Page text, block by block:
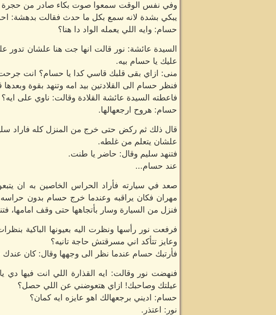
وفي نفس الوقت سمعوا صوت بكاء صادر من حجرة
يبكي بشدة لانه سمع بكل ما حدث فقالت بدهشة:
حسام: وايه اللي يعمله الواد دا هنا؟
السيدة عائشة: نور قالت انها جت هنا علشان تدور
عليك يا حسام بيه.
منى: ازاي بقى قلبك قاسي كدا يا حسام؟ انت
فنظر حسام الى القلادتين بيد امه وتنهد بقوة وبعدها
فاعطته السيدة عائشة القلادة وقالت: ناوي على ايه؟
حسام: هروح ارجعهالها.
قال ذلك ثم ركض حتى خرج من المنزل كله فاراد
علشان يتعلم من غلطه.
فتنهد سليم وقال: حاضر يا طنت.
عند حسام...
صعد في سيارته فأراد الحراس الخاصين به ان
فنزل من السيارة وسار بأتجاهها حتى وقف امامها،
فرفعت نور رأسها ونظرت اليه بعيونها الباكية
وعايز تتأكد اني مسرقتش حاجة تانيه؟
فأرتبك حسام عندما نظر الى وجهها وقال: كان
فنهضت نور وقالت: ايه القذارة اللي انت فيها دي
عيلتك وصاحبك! ازاي هتعوضني عن اللي حصل؟
حسام: اديني برجعهالك اهو عايزه ايه كمان؟
نور: اعتذر.